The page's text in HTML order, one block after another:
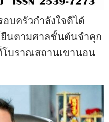
บครัวกําลังใจดีได้
นตามศาลชั้นต้นจําคุก
บราณสถานเขานอน